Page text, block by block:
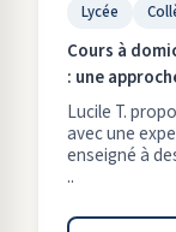
Lycée
Cours à
: une
Lucile T.
avec une
enseigné à
..